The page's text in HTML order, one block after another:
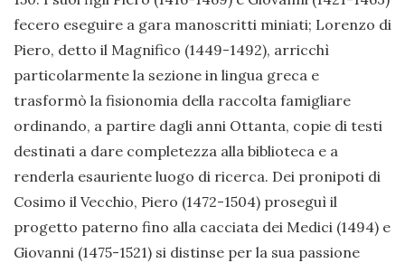
fecero eseguire a gara manoscritti miniati; Lorenzo di
Piero, detto il Magnifico (1449-1492), arricchì
particolarmente la sezione in lingua greca e
trasformò la fisionomia della raccolta famigliare
ordinando, a partire dagli anni Ottanta, copie di testi
destinati a dare completezza alla biblioteca e a
renderla esauriente luogo di ricerca. Dei pronipoti di
Cosimo il Vecchio, Piero (1472-1504) proseguì il
progetto paterno fino alla cacciata dei Medici (1494) e
Giovanni (1475-1521) si distinse per la sua passione